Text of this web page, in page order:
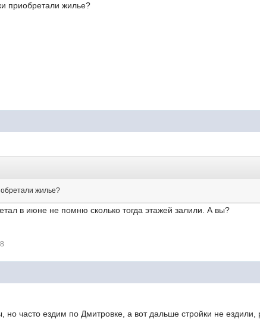
приобретали жилье?
жилье?
в июне не помню сколько тогда этажей залили. А вы?
часто ездим по Дмитровке, а вот дальше стройки не ездили,